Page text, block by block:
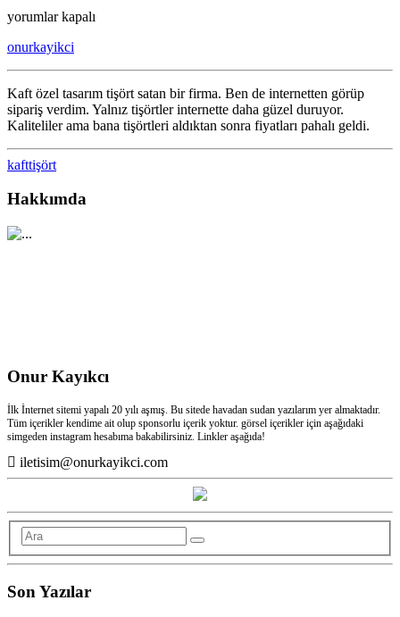
Kaft
için
yorumlar kapalı
onurkayikci
Kaft özel tasarım tişört satan bir firma. Ben de internetten görüp
sipariş verdim. Yalnız tişörtler internette daha güzel duruyor.
Kaliteliler ama bana tişörtleri aldıktan sonra fiyatları pahalı geldi.
kafttişört
Hakkımda
Onur Kayıkcı
İlk İnternet sitemi yapalı 20 yılı aşmış. Bu sitede havadan sudan yazılarım yer almaktadır.
Tüm içerikler kendime ait olup sponsorlu içerik yoktur. görsel içerikler için aşağıdaki
simgeden instagram hesabıma bakabilirsiniz. Linkler aşağıda!
iletisim@onurkayikci.com
Son Yazılar